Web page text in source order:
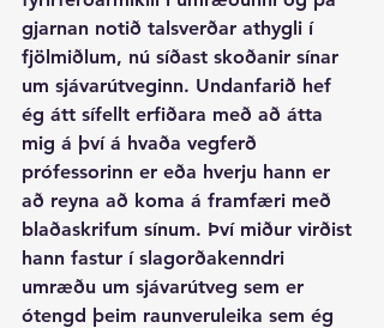
gjarnan notið talsverðar athygli í
fjölmiðlum, nú síðast skoðanir sínar
um sjávarútveginn. Undanfarið hef
ég átt sífellt erfiðara með að átta
mig á því á hvaða vegferð
prófessorinn er eða hverju hann er
að reyna að koma á framfæri með
blaðaskrifum sínum. Því miður virðist
hann fastur í slagorðakenndri
umræðu um sjávarútveg sem er
ótengd þeim raunveruleika sem ég